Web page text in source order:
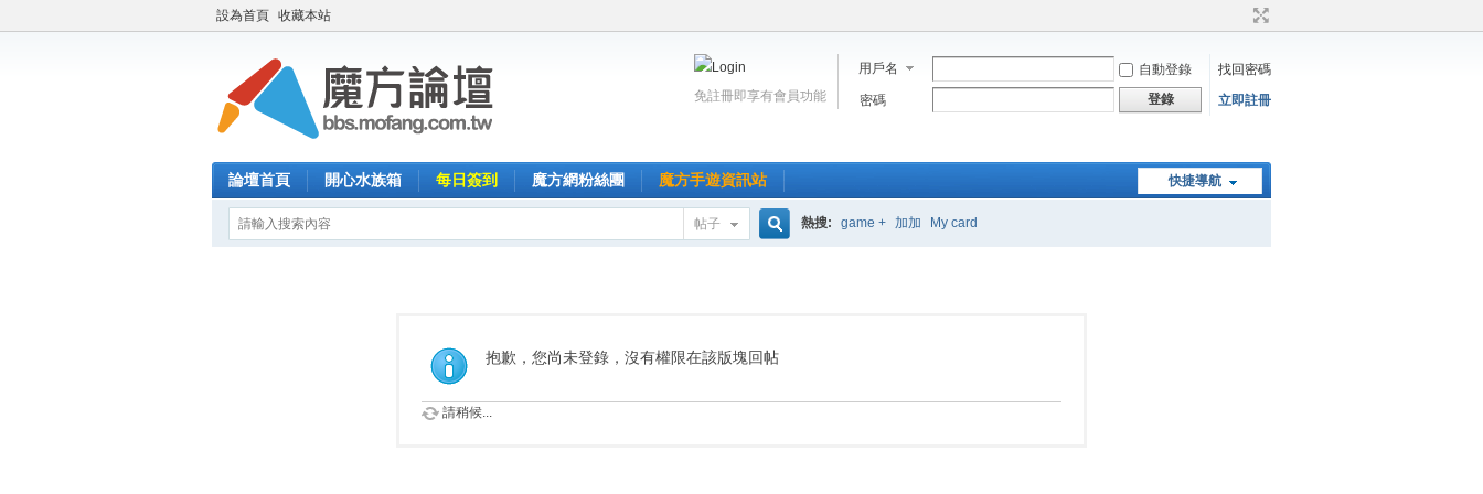
設為首頁 收藏本站
用戶名 自動登錄
找回密碼
密碼
登錄 立即註冊
免註冊即享有會員功能
快捷導航
論壇首頁 開心水族箱 每日簽到 魔方網粉絲團 魔方手遊資訊站
帖子
索
熱搜: game + 加加 My card
抱歉，您尚未登錄，沒有權限在該版塊回帖
請稍候...